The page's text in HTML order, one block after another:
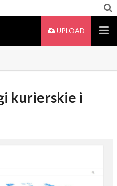
UPLOAD
kurierskie i